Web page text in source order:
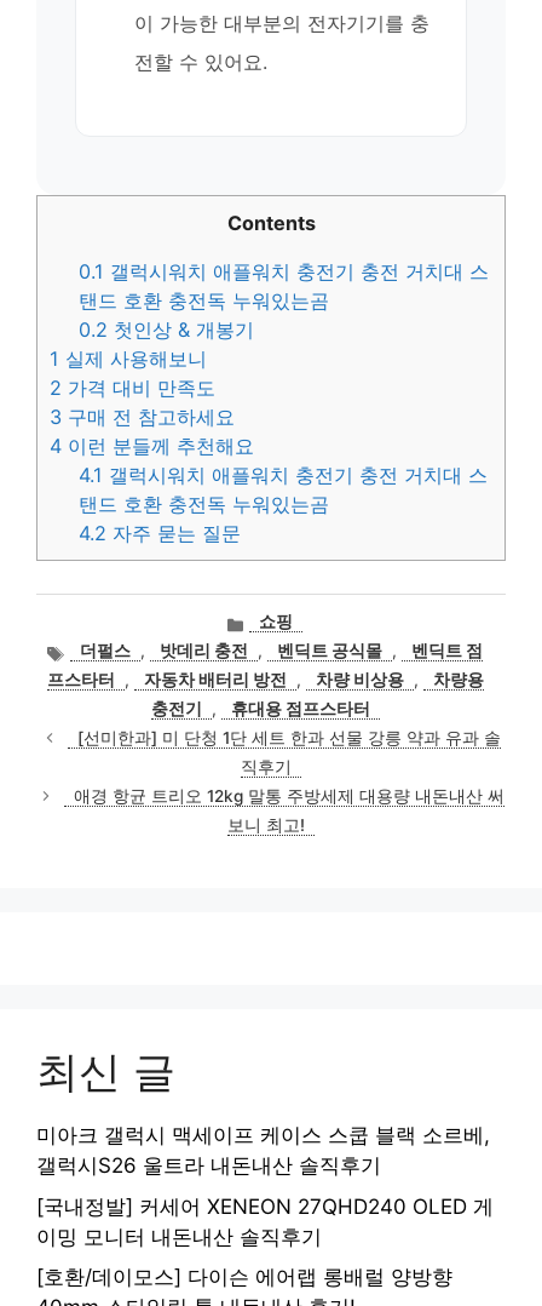
이 가능한 대부분의 전자기기를 충
전할 수 있어요.
Contents
0.1 갤럭시워치 애플워치 충전기 충전 거치대 스
탠드 호환 충전독 누워있는곰
0.2 첫인상 & 개봉기
1 실제 사용해보니
2 가격 대비 만족도
3 구매 전 참고하세요
4 이런 분들께 추천해요
4.1 갤럭시워치 애플워치 충전기 충전 거치대 스
탠드 호환 충전독 누워있는곰
4.2 자주 묻는 질문
카
고
리
쇼핑
태
그
더펄스 , 밧데리 충전 , 벤딕트 공식몰 ,
벤딕트 점
프스타터
, 자동차 배터리 방전 , 차량 비상용 ,
차량용
충전기
,
휴대용 점프스타터
[선미한과] 미 단청 1단 세트 한과 선물 강릉 약과 유과 솔
직후기
애경 항균 트리오 12kg 말통 주방세제 대용량 내돈내산 써
보니 최고!
최신 글
미아크 갤럭시 맥세이프 케이스 스쿱 블랙 소르베,
갤럭시S26 울트라 내돈내산 솔직후기
[국내정발] 커세어 XENEON 27QHD240 OLED 게
이밍 모니터 내돈내산 솔직후기
[호환/데이모스] 다이슨 에어랩 롱배럴 양방향